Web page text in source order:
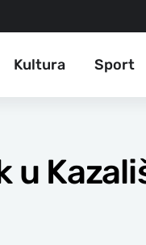
Kultura Sport
u